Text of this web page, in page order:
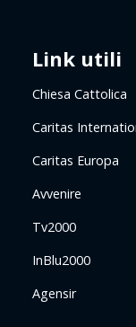
Link utili
Chiesa Cattolica
Caritas
Caritas Europa
Avvenire
Tv2000
InBlu2000
Agensir